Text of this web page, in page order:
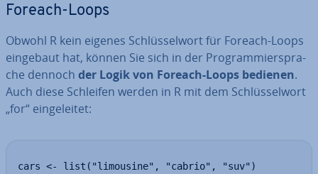
Foreach-Loops
Obwohl R kein eigenes Schlüs­sel­wort für Foreach-Loops
eingebaut hat, können Sie sich in der Pro­gram­mier­spra­
che dennoch der Logik von Foreach-Loops bedienen.
Auch diese Schleifen werden in R mit dem Schlüs­sel­wort
„for“ ein­ge­lei­tet:
cars <- list("limousine", "cabrio", "suv")